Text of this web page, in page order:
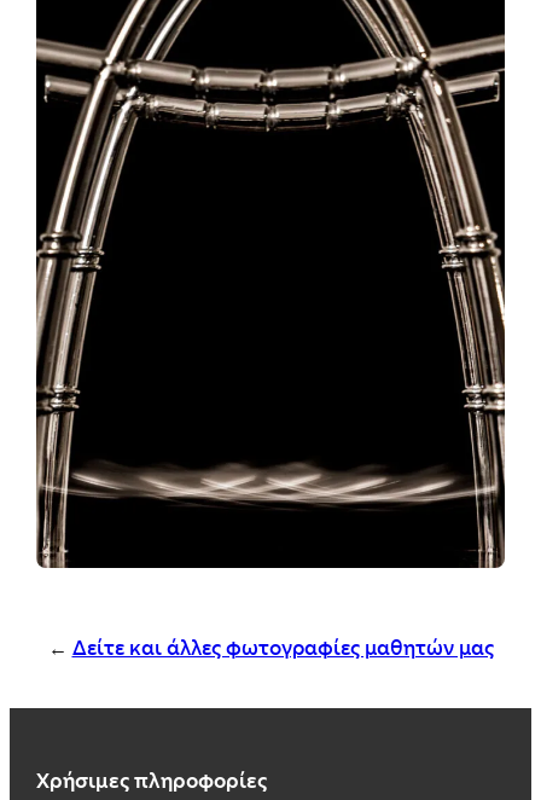
← Δείτε και άλλες φωτογραφίες μαθητών μας
Χρήσιμες πληροφορίες